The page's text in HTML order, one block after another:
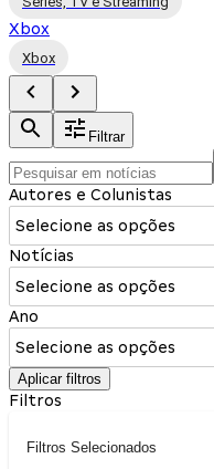
Xbox
Xbox
Filtrar
Autores e Colunistas
Selecione as opções
Notícias
Selecione as opções
Ano
Selecione as opções
Aplicar filtros
Filtros
Filtros Selecionados